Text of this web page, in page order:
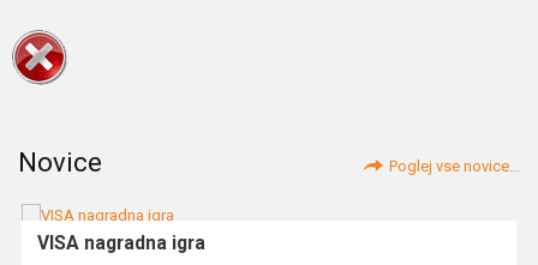
Novice Poglej vse novice...
VISA nagradna igra